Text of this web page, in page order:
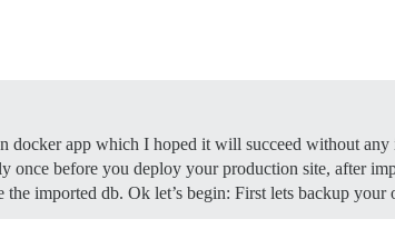
docker app which I hoped it will succeed without any
before you deploy your production site, after
imported db. Ok let’s begin: First lets backup